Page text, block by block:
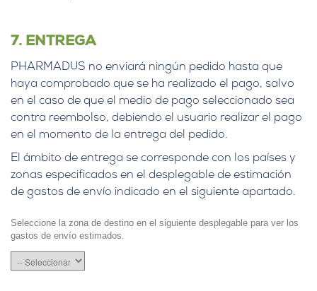
7. ENTREGA
PHARMADUS no enviará ningún pedido hasta que
haya comprobado que se ha realizado el pago, salvo
en el caso de que el medio de pago seleccionado sea
contra reembolso, debiendo el usuario realizar el pago
en el momento de la entrega del pedido.
El ámbito de entrega se corresponde con los países y
zonas especificados en el desplegable de estimación
de gastos de envío indicado en el siguiente apartado.